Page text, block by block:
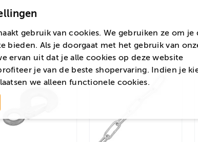
gebruik van cookies. We gebruiken ze om je
bieden. Als je doorgaat met het gebruik van
ervan uit dat je alle cookies op deze website
je van de beste shopervaring. Indien je
we alleen functionele cookies.